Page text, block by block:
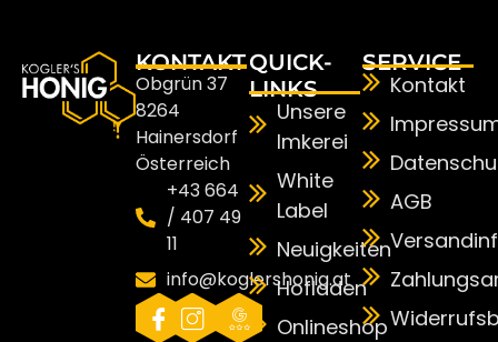
KONTAKT
Obgrün 37
8264
Hainersdorf
Österreich
+43 664
/ 407 49
11
info@koglershonig.at
QUICK-
LINKS
Unsere
Imkerei
White
Label
Neuigkeiten
Hofladen
Onlineshop
SERVICE
Kontakt
AGB